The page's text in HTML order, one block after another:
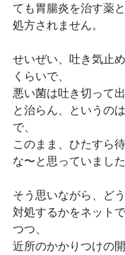
ても胃腸炎を治す薬
処方されません。
せいぜい、吐き気止
くらいで、
悪い菌は吐き切って
と治らん、というの
で、
このまま、ひたすら
な〜と思っていました
そう思いながら、ど
対処するかをネット
つつ、
近所のかかりつけの